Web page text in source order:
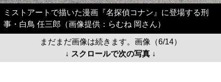
ミストアートで描いた漫画『名探偵コナン』に登場する刑
事・白鳥 任三郎（画像提供：らむね 岡さん）
まだまだ画像は続きます。画像（6/14）
↓ スクロールで次の写真 ↓